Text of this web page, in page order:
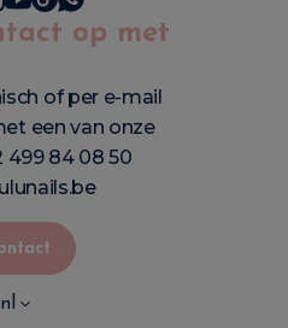
op met
of per e-mail
een van onze
499 84 08 50
nl